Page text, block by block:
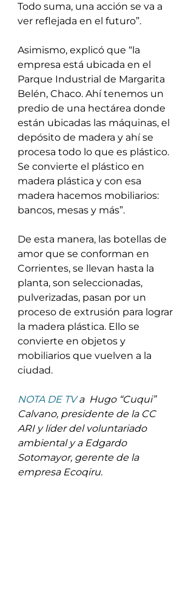
Todo suma, una acción se va a
ver reflejada en el futuro”.
Asimismo, explicó que “la
empresa está ubicada en el
Parque Industrial de Margarita
Belén, Chaco. Ahí tenemos un
predio de una hectárea donde
están ubicadas las máquinas, el
depósito de madera y ahí se
procesa todo lo que es plástico.
Se convierte el plástico en
madera plástica y con esa
madera hacemos mobiliarios:
bancos, mesas y más”.
De esta manera, las botellas de
amor que se conforman en
Corrientes, se llevan hasta la
planta, son seleccionadas,
pulverizadas, pasan por un
proceso de extrusión para lograr
la madera plástica. Ello se
convierte en objetos y
mobiliarios que vuelven a la
ciudad.
NOTA DE TV a  Hugo “Cuqui”
Calvano, presidente de la CC
ARI y líder del voluntariado
ambiental y a Edgardo
Sotomayor, gerente de la
empresa Ecoqiru.